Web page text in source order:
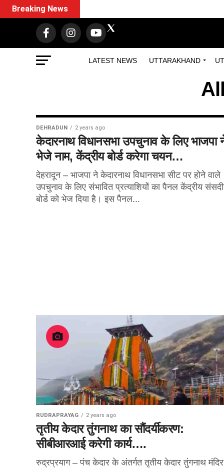
LATEST NEWS UTTARAKHAND
Breaking News
DEHRADUN 2 years ago
केदारनाथ विधानसभा उपचुनाव के लिए भाजपा
भेजे नाम, केंद्रीय बोर्ड करेगा चयन…
देहरादून – भाजपा ने केदारनाथ विधानसभा सीट पर होने वाले
उपचुनाव के लिए संभावित प्रत्याशियों का पैनल केंद्रीय
बोर्ड को भेज दिया है। इस पैनल...
RUDRAPRAYAG 2 years ago
तृतीय केदार तुंगनाथ का सौंदर्यीकरण:
सीबीआरआई करेगी कार्य….
रुद्रप्रयाग – पंच केदार के अंतर्गत तृतीय केदार तुंगनाथ